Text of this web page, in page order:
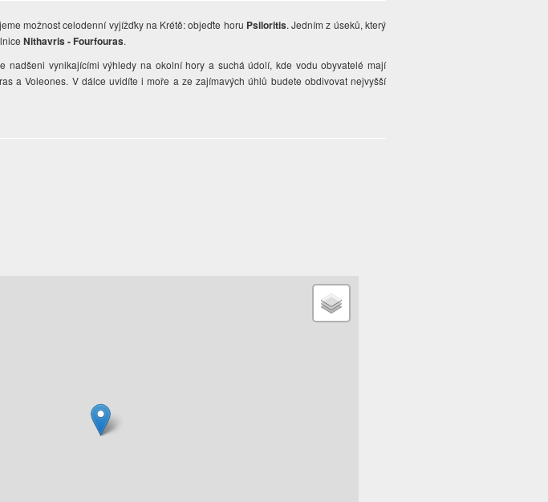
možnost celodenní vyjížďky na Krétě: objeďte horu Psiloritis. Jedním z úseků, který
Nithavris - Fourfouras.
nadšeni vynikajícími výhledy na okolní hory a suchá údolí, kde vodu obyvatelé mají
a Voleones. V dálce uvidíte i moře a ze zajímavých úhlů budete obdivovat nejvyšší